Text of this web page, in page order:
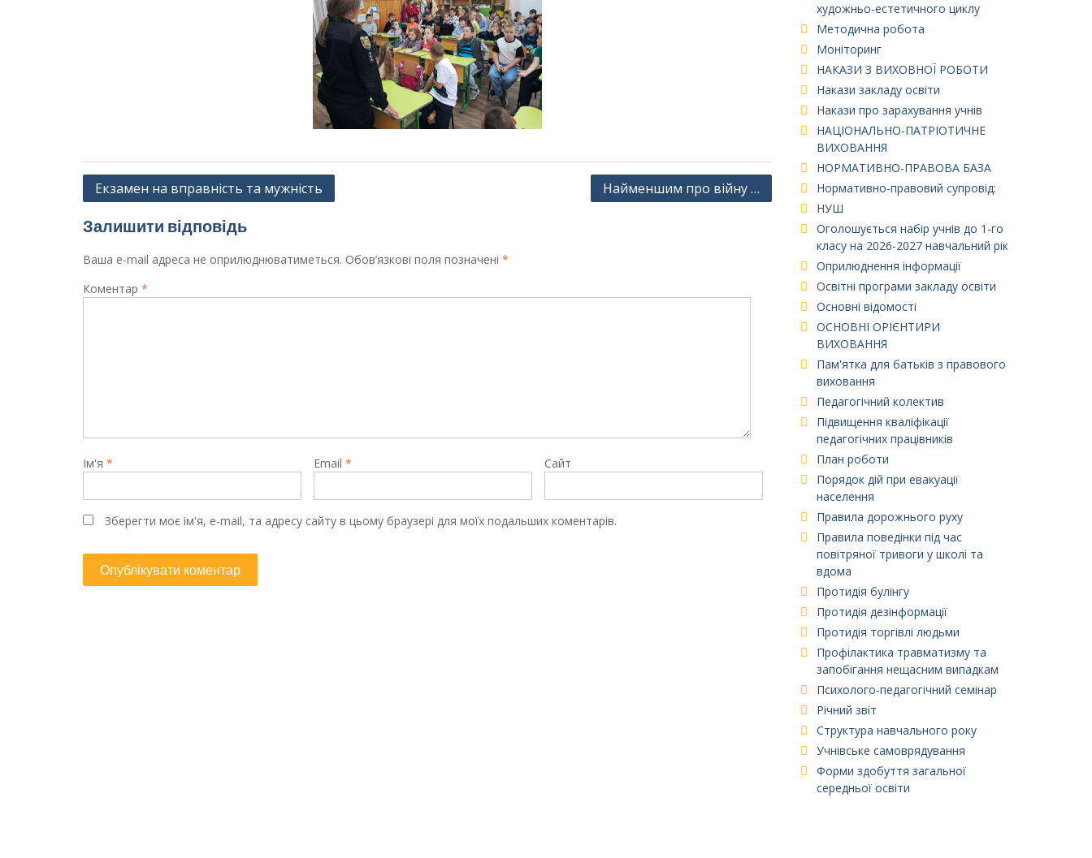
Навігація
Екзамен на вправність та мужність Найменшим про війну …
Залишити відповідь
Ваша e-mail адреса не оприлюднюватиметься. Обов’язкові поля позначені *
Коментар *
Ім'я * Email * Сайт
Зберегти моє ім'я, e-mail, та адресу сайту в цьому браузері для моїх подальших коментарів.
художньо-естетичного циклу
Методична робота
Моніторинг
НАКАЗИ З ВИХОВНОЇ РОБОТИ
Накази закладу освіти
Накази про зарахування учнів
НАЦІОНАЛЬНО-ПАТРІОТИЧНЕ
ВИХОВАННЯ
НОРМАТИВНО-ПРАВОВА БАЗА
Нормативно-правовий супровід:
НУШ
Оголошується набір учнів до 1-го
класу на 2026-2027 навчальний рік
Оприлюднення інформації
Освітні програми закладу освіти
Основні відомості
ОСНОВНІ ОРІЄНТИРИ
ВИХОВАННЯ
Пам'ятка для батьків з правового
виховання
Педагогічний колектив
Підвищення кваліфікації
педагогічних працівників
План роботи
Порядок дій при евакуації
населення
Правила дорожнього руху
Правила поведінки під час
повітряної тривоги у школі та
вдома
Протидія булінгу
Протидія дезінформації
Протидія торгівлі людьми
Профілактика травматизму та
запобігання нещасним випадкам
Психолого-педагогічний семінар
Річний звіт
Структура навчального року
Учнівське самоврядування
Форми здобуття загальної
середньої освіти